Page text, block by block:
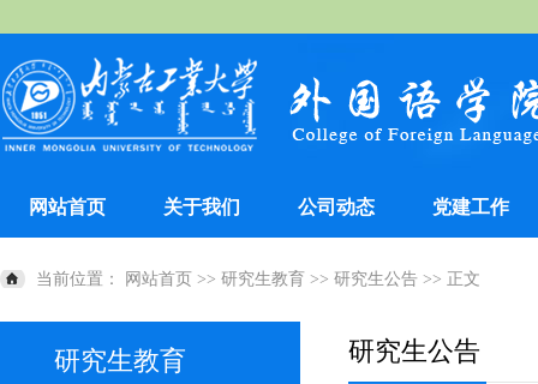
网站首页 关于我们 公司动态 党建工作
当前位置： 网站首页 >> 研究生教育 >> 研究生公告 >> 正文
研究生教育 研究生公告